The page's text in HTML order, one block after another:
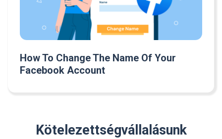
How To Change The Name Of Your
Facebook Account
Kötelezettségvállalásunk